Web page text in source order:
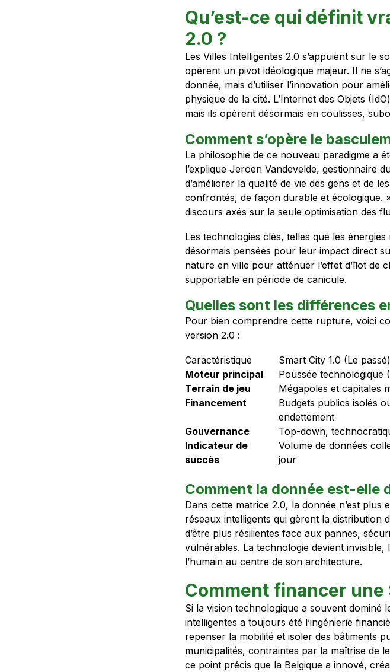
Qu’est-ce qui définit
2.0 ?
Les Villes Intelligentes 2.0 s’appuient sur le
opèrent un pivot idéologique majeur. Il ne
donnée, mais d’utiliser l’innovation pour
physique de la cité. L’Internet des Objets
mais ils opèrent désormais en coulisses,
Comment s’opère le
La philosophie de ce nouveau paradigme a
l’explique Jeroen Vandevelde, gestionnaire
d’améliorer la qualité de vie des gens et de
confrontés, de façon durable et écologique.
discours axés sur la seule optimisation des
Les technologies clés, telles que les
désormais pensées pour leur impact direct
nature en ville pour atténuer l’effet d’îlot de
supportable en période de canicule.
Quelles sont les différences
Pour bien comprendre cette rupture, voici
version 2.0 :
Caractéristique Smart City 1.0 (Le passé)
Moteur principal
Poussée technologique
Terrain de jeu
Mégapoles et capitales
Financement
Budgets publics isolés
endettement
Gouvernance
Top-down,
Indicateur de
succès
Volume de données
jour
Comment la donnée est-elle
Dans cette matrice 2.0, la donnée n’est
réseaux intelligents qui gèrent la distribution
d’être plus résilientes face aux pannes,
vulnérables. La technologie devient
l’humain au centre de son architecture.
Comment financer une
Si la vision technologique a souvent dominé
intelligentes a toujours été l’ingénierie
repenser la mobilité et isoler des bâtiments
municipalités, contraintes par la maîtrise de
ce point précis que la Belgique a innové,